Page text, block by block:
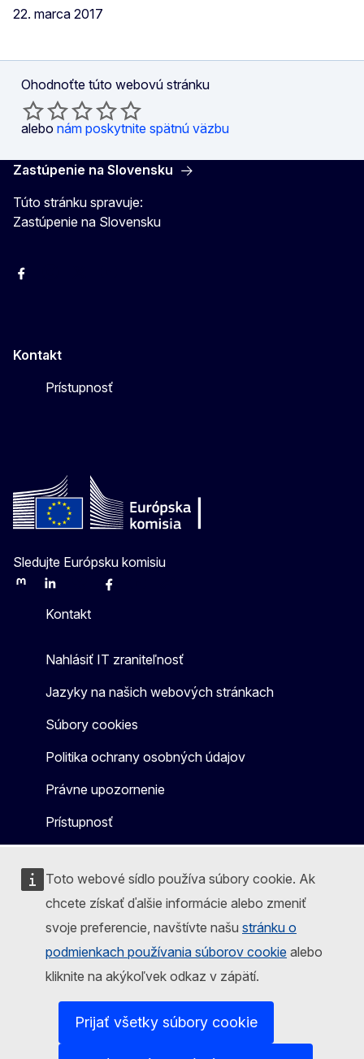
Toto webové sídlo používa súbory cookie. Ak
chcete získať ďalšie informácie alebo zmeniť
svoje preferencie, navštívte našu stránku o
podmienkach používania súborov cookie alebo
kliknite na akýkoľvek odkaz v zápätí.
Prijať všetky súbory cookie
22. marca 2017
Ohodnoťte túto webovú stránku
alebo nám poskytnite spätnú väzbu
Zastúpenie na Slovensku
Túto stránku spravuje:
Zastúpenie na Slovensku
Facebook
Kontakt
Prístupnosť
Sledujte Európsku komisiu
MastodonLinkedInBlueskyFacebook
Kontakt
Nahlásiť IT zraniteľnosť
Jazyky na našich webových stránkach
Súbory cookies
Politika ochrany osobných údajov
Právne upozornenie
Prístupnosť